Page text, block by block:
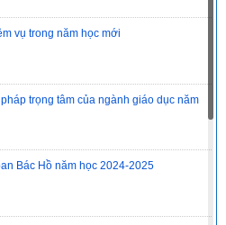
vụ trong năm học mới
trọng tâm của ngành giáo dục năm
Bác Hồ năm học 2024-2025